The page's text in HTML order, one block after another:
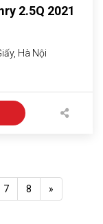
2.5Q 2021
Hà Nội
7 8 »